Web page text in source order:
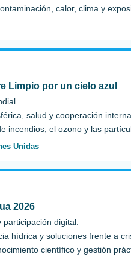
calor, clima y
Limpio por un cielo azul
salud y cooperación
incendios, el ozono y las
Unidas
2026
digital.
hídrica y soluciones frente a
científico y gestión